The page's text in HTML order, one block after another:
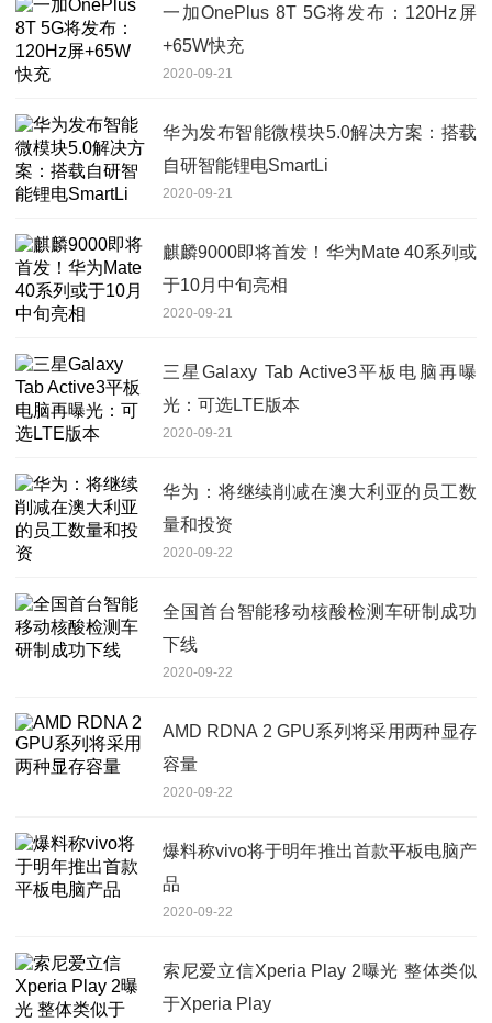
一加OnePlus 8T 5G将发布：120Hz屏
+65W快充
2020-09-21
华为发布智能微模块5.0解决方案：搭载
自研智能锂电SmartLi
2020-09-21
麒麟9000即将首发！华为Mate 40系列或
于10月中旬亮相
2020-09-21
三星Galaxy Tab Active3平板电脑再曝
光：可选LTE版本
2020-09-21
华为：将继续削减在澳大利亚的员工数
量和投资
2020-09-22
全国首台智能移动核酸检测车研制成功
下线
2020-09-22
AMD RDNA 2 GPU系列将采用两种显存
容量
2020-09-22
爆料称vivo将于明年推出首款平板电脑产
品
2020-09-22
索尼爱立信Xperia Play 2曝光 整体类似
于Xperia Play